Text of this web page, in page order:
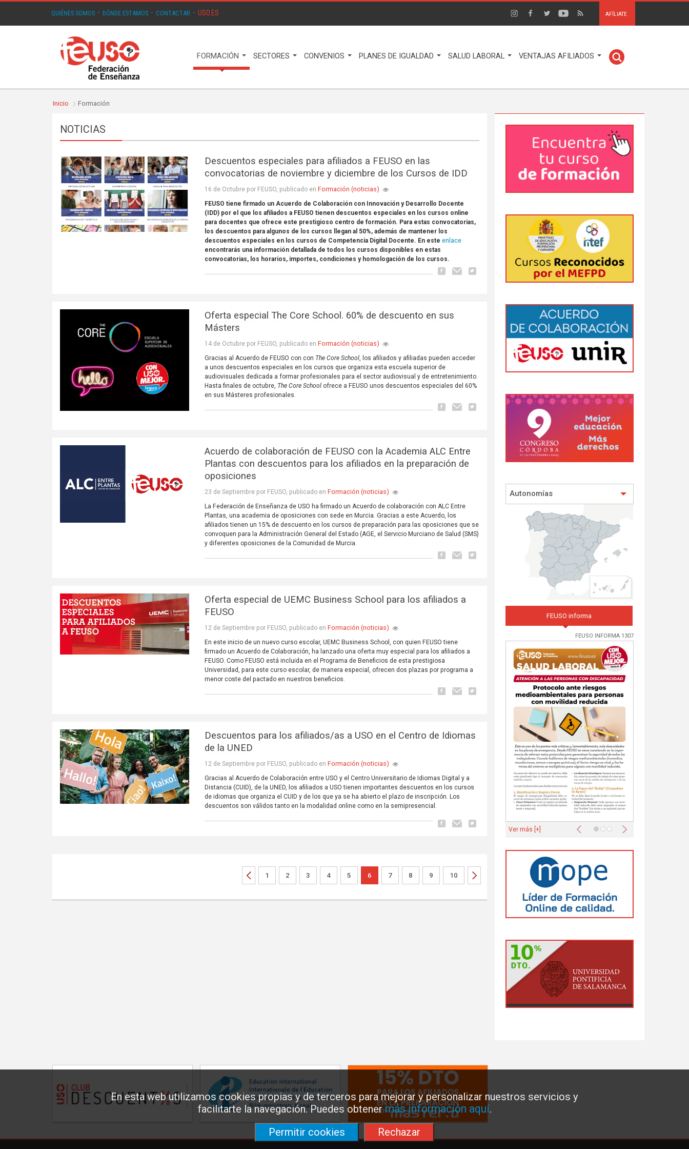
En esta web utilizamos cookies propias y de terceros para mejorar y personalizar nuestros servicios y
facilitarte la navegación. Puedes obtenermás información aquí.
Permitir cookies
Rechazar
QUIÉNES SOMOS · DÓNDE ESTAMOS · CONTACTAR · USO.ES AFÍLIATE
FORMACIÓN SECTORES CONVENIOS PLANES DE IGUALDAD SALUD LABORAL VENTAJAS AFILIADOS
Inicio Formación
NOTICIAS
Descuentos especiales para afiliados a FEUSO en las
convocatorias de noviembre y diciembre de los Cursos de IDD
16 de Octubre por FEUSO, publicado en Formación (noticias)
FEUSO tiene firmado un Acuerdo de Colaboración con Innovación y Desarrollo Docente
(IDD) por el que los afiliados a FEUSO tienen descuentos especiales en los cursos online
para docentes que ofrece este prestigioso centro de formación. Para estas convocatorias,
los descuentos para algunos de los cursos llegan al 50%, además de mantener los
descuentos especiales en los cursos de Competencia Digital Docente. En esteenlace
encontrarás una información detallada de todos los cursos disponibles en estas
convocatorias, los horarios, importes, condiciones y homologación de los cursos.
Oferta especial The Core School. 60% de descuento en sus
Másters
14 de Octubre por FEUSO, publicado en Formación (noticias)
Gracias al Acuerdo de FEUSO con con The Core School, los afiliados y afiliadas pueden acceder
a unos descuentos especiales en los cursos que organiza esta escuela superior de
audiovisuales dedicada a formar profesionales para el sector audiovisual y de entretenimiento.
Hasta finales de octubre, The Core School ofrece a FEUSO unos descuentos especiales del 60%
en sus Másteres profesionales.
Acuerdo de colaboración de FEUSO con la Academia ALC Entre
Plantas con descuentos para los afiliados en la preparación de
oposiciones
23 de Septiembre por FEUSO, publicado en Formación (noticias)
La Federación de Enseñanza de USO ha firmado un Acuerdo de colaboración con ALC Entre
Plantas, una academia de oposiciones con sede en Murcia. Gracias a este Acuerdo, los
afiliados tienen un 15% de descuento en los cursos de preparación para las oposiciones que se
convoquen para la Administración General del Estado (AGE, el Servicio Murciano de Salud (SMS)
y diferentes oposiciones de la Comunidad de Murcia.
Oferta especial de UEMC Business School para los afiliados a
FEUSO
12 de Septiembre por FEUSO, publicado en Formación (noticias)
En este inicio de un nuevo curso escolar, UEMC Business School, con quien FEUSO tiene
firmado un Acuerdo de Colaboración, ha lanzado una oferta muy especial para los afiliados a
FEUSO. Como FEUSO está incluida en el Programa de Beneficios de esta prestigiosa
Universidad, para este curso escolar, de manera especial, ofrecen dos plazas por programa a
menor coste del pactado en nuestros beneficios.
Descuentos para los afiliados/as a USO en el Centro de Idiomas
de la UNED
12 de Septiembre por FEUSO, publicado en Formación (noticias)
Gracias al Acuerdo de Colaboración entre USO y el Centro Universitario de Idiomas Digital y a
Distancia (CUID), de la UNED, los afiliados a USO tienen importantes descuentos en los cursos
de idiomas que organiza el CUID y de los que ya se ha abierto el plazo de inscripción. Los
descuentos son válidos tanto en la modalidad online como en la semipresencial.
1 2 3 4 5 6 7 8 9 10
Autonomías
FEUSO informa
FEUSO INFORMA 1307
Anterior Siguiente
Ver más [+]